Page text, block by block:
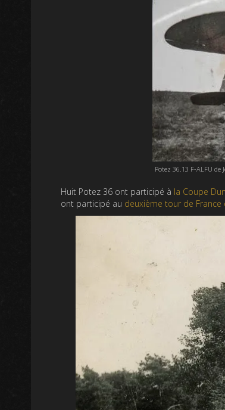
Potez 36.13 F-ALFU
Huit Potez 36 ont participé à la Coupe
ont participé au deuxième tour de